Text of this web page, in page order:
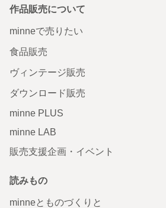
作品販売について
minneで売りたい
食品販売
ヴィンテージ販売
ダウンロード販売
minne PLUS
minne LAB
販売支援企画・イベント
読みもの
minneとものづくりと